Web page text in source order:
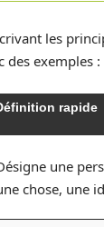
les
des exemples :
rapide
une
chose, une